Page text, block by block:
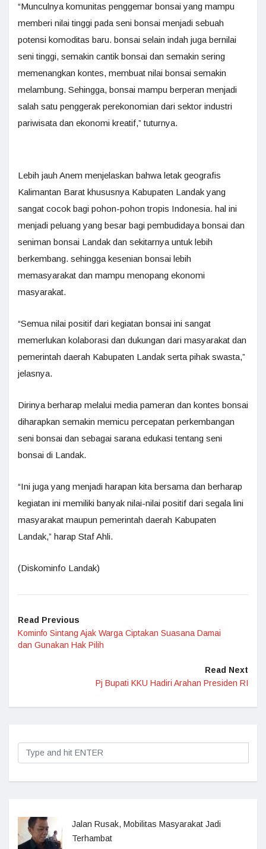
“Munculnya komunitas penggemar bonsai yang mampu
memberi nilai tinggi pada seni bonsai menjadi sebuah
potensi komoditas baru. bonsai selain indah juga bernilai
seni tinggi, semakin cantik bonsai dan semakin sering
memenangkan kontes, membuat nilai bonsai semakin
melambung. Sehingga, bonsai mampu berperan menjadi
salah satu penggerak perekonomian dari sektor industri
pariwisata dan ekonomi kreatif,” tuturnya.
Lebih jauh Anem menjelaskan bahwa letak geografis
Kalimantan Barat khususnya Kabupaten Landak yang
sangat cocok bagi pohon-pohon tropis Indonesia. hal ini
menjadi peluang yang besar bagi pembudidaya bonsai dan
seniman bonsai Landak dan sekitarnya untuk lebih
berkembang. sehingga kesenian bonsai lebih
memasyarakat dan mampu menopang ekonomi
masyarakat.
“Semua nilai positif dari kegiatan bonsai ini sangat
memerlukan kolaborasi dan dukungan dari masyarakat dan
pemerintah daerah Kabupaten Landak serta pihak swasta,”
jelasnya.
Dirinya berharap melalui media pameran dan kontes bonsai
diharapkan semakin memicu percepatan perkembangan
seni bonsai dan sebagai sarana edukasi tentang seni
bonsai di Landak.
“Ini juga yang menjadi harapan kita bersama dan berharap
kegiatan ini memiliki banyak nilai-nilai positif dari segala lini
masyarakat maupun pemerintah daerah Kabupaten
Landak,” harap Staf Ahli.
(Diskominfo Landak)
Read Previous
Kominfo Sintang Ajak Warga Ciptakan Suasana Damai
dan Gunakan Hak Pilih
Read Next
Pj Bupati KKU Hadiri Arahan Presiden RI
Jalan Rusak, Mobilitas Masyarakat Jadi
Terhambat